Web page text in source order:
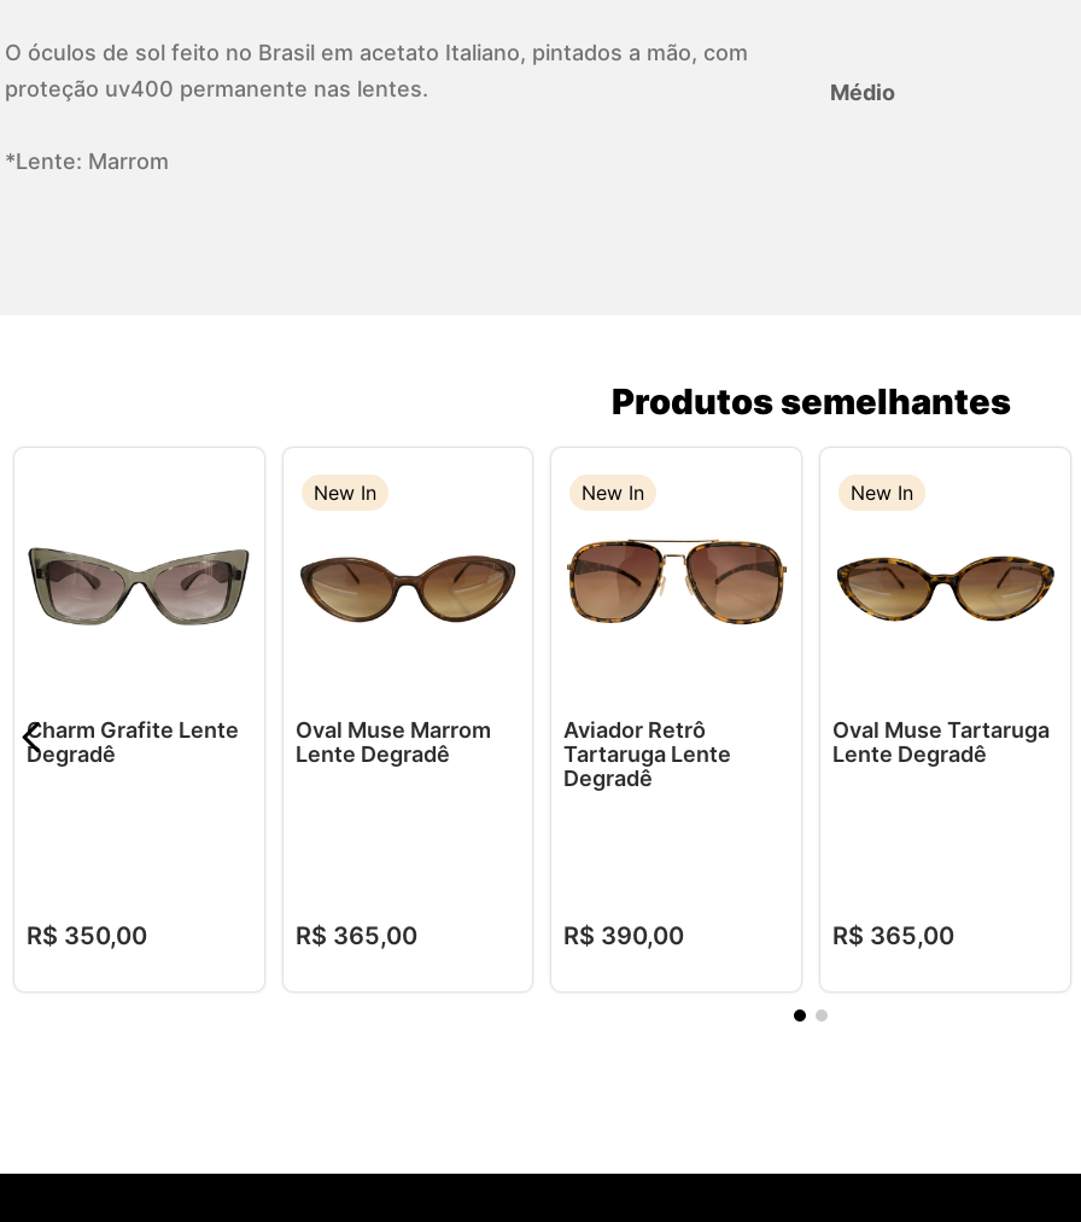
O óculos de sol feito no Brasil em acetato Italiano, pintados a mão, com
proteção uv400 permanente nas lentes.
*Lente: Marrom
Médio
Produtos semelhantes
Charm Grafite Lente
Degradê
R$ 350,00
New In
Oval Muse Marrom
Lente Degradê
R$ 365,00
New In
Aviador Retrô
Tartaruga Lente
Degradê
R$ 390,00
New In
New In
Oval Muse Tartaruga
Lente Degradê
R$ 365,00